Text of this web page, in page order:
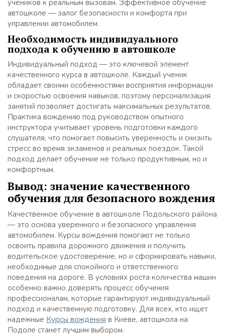
учеников к реальным вызовам. Эффективное обучение
автошколе — залог безопасности и комфорта при
управлении автомобилем.
Необходимость индивидуального
подхода к обучению в автошколе
Индивидуальный подход — это ключевой элемент
качественного курса в автошколе. Каждый ученик
обладает своими особенностями восприятия информации
и скоростью освоения навыков, поэтому персонализация
занятий позволяет достигать максимальных результатов.
Практика вождению под руководством опытного
инструктора учитывает уровень подготовки каждого
слушателя, что помогает повысить уверенность и снизить
стресс во время экзаменов и реальных поездок. Такой
подход делает обучение не только продуктивным, но и
комфортным.
Вывод: значение качественного
обучения для безопасного вождения
Качественное обучение в автошколе Подольского района
— это основа уверенного и безопасного управления
автомобилем. Курсы вождения помогают не только
освоить правила дорожного движения и получить
водительское удостоверение, но и сформировать навыки,
необходимые для спокойного и ответственного
поведения на дороге. В условиях роста количества машин
особенно важно доверять процесс обучения
профессионалам, которые гарантируют индивидуальный
подход и качественную подготовку. Для всех, кто ищет
надежные Курсы вождения в Киеве, автошкола на
Подоле станет лучшим выбором.